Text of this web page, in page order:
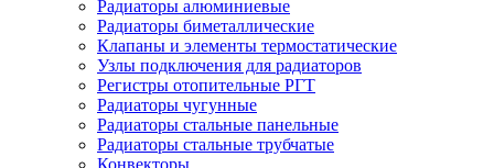
Радиаторы алюминиевые
Радиаторы биметаллические
Клапаны и элементы термостатические
Узлы подключения для радиаторов
Регистры отопительные РГТ
Радиаторы чугунные
Радиаторы стальные панельные
Радиаторы стальные трубчатые
Конвекторы